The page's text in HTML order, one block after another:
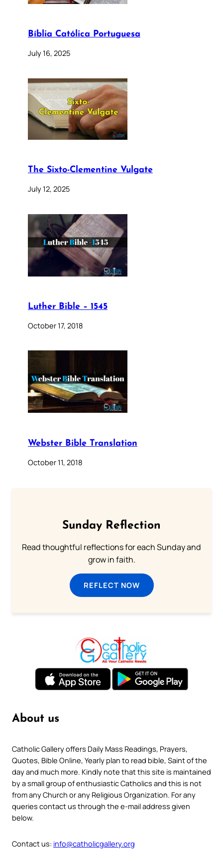
Bíblia Católica Portuguesa
July 16, 2025
The Sixto-Clementine Vulgate
July 12, 2025
Luther Bible – 1545
October 17, 2018
Webster Bible Translation
October 11, 2018
Sunday Reflection
Read thoughtful reflections for each Sunday and
grow in faith.
REFLECT NOW
About us
Catholic Gallery offers Daily Mass Readings, Prayers,
Quotes, Bible Online, Yearly plan to read bible, Saint of the
day and much more. Kindly note that this site is maintained
by a small group of enthusiastic Catholics and this is not
from any Church or any Religious Organization. For any
queries contact us through the e-mail address given
below.
Contact us: info@catholicgallery.org